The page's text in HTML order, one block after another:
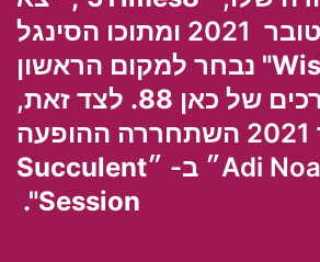
הסינגל
נבחר למקום הראשון
של כאן 88.
לצד זאת,
בנובמבר 2021 השתחררה ההופעה
״Succulent
Session".